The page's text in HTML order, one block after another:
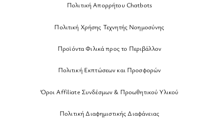
Πολιτική Απορρήτου Chatbots
Πολιτική Χρήσης Τεχνητής Νοημοσύνης
Προϊόντα Φιλικά προς το Περιβάλλον
Πολιτική Εκπτώσεων και Προσφορών
Όροι Affiliate Συνδέσμων & Προωθητικού Υλικού
Πολιτική Διαφημιστικής Διαφάνειας